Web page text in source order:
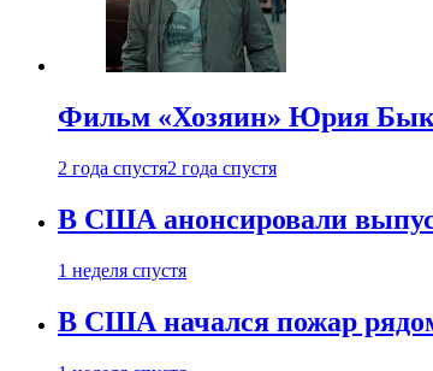
Фильм «Хозяин» Юрия
2 года спустя2 года спустя
В США анонсировали
1 неделя спустя
В США начался пожар